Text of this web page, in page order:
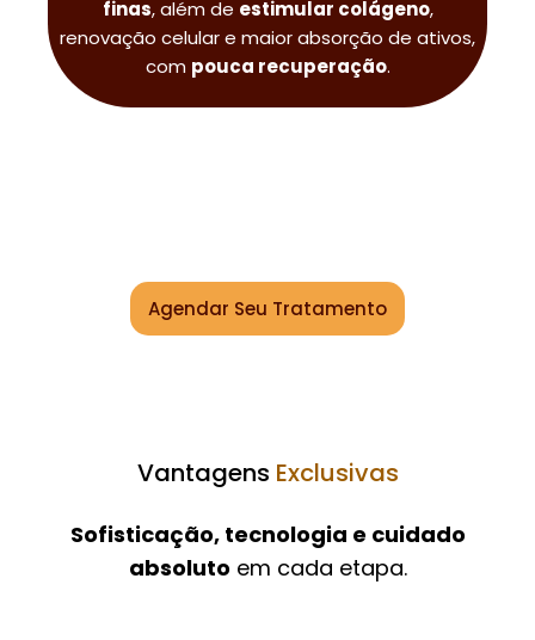
finas, além de estimular colágeno,
renovação celular e maior absorção de ativos,
com pouca recuperação.
Agendar Seu Tratamento
Vantagens Exclusivas
Sofisticação, tecnologia e cuidado
absoluto em cada etapa.